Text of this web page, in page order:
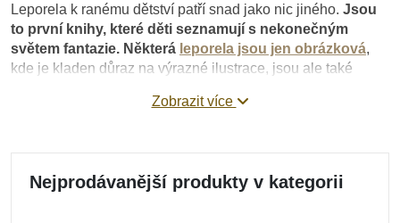
Leporela k ranému dětství patří snad jako nic jiného. Jsou
to první knihy, které děti seznamují s nekonečným
světem fantazie. Některá leporela jsou jen obrázková,
kde je kladen důraz na výrazné ilustrace, jsou ale také
Leporela pomáhají dětem poznávat svět kolem nás,
Zobrazit více
Nejprodávanější produkty v kategorii